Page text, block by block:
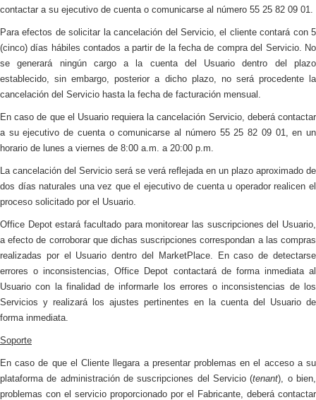
contactar a su ejecutivo de cuenta o comunicarse al número 55 25 82 09 01.
Para efectos de solicitar la cancelación del Servicio, el cliente contará con 5
(cinco) días hábiles contados a partir de la fecha de compra del Servicio. No
se generará ningún cargo a la cuenta del Usuario dentro del plazo
establecido, sin embargo, posterior a dicho plazo, no será procedente la
cancelación del Servicio hasta la fecha de facturación mensual.
En caso de que el Usuario requiera la cancelación Servicio, deberá contactar
a su ejecutivo de cuenta o comunicarse al número 55 25 82 09 01, en un
horario de lunes a viernes de 8:00 a.m. a 20:00 p.m.
La cancelación del Servicio será se verá reflejada en un plazo aproximado de
dos días naturales una vez que el ejecutivo de cuenta u operador realicen el
proceso solicitado por el Usuario.
Office Depot estará facultado para monitorear las suscripciones del Usuario,
a efecto de corroborar que dichas suscripciones correspondan a las compras
realizadas por el Usuario dentro del MarketPlace. En caso de detectarse
errores o inconsistencias, Office Depot contactará de forma inmediata al
Usuario con la finalidad de informarle los errores o inconsistencias de los
Servicios y realizará los ajustes pertinentes en la cuenta del Usuario de
forma inmediata.
Soporte
En caso de que el Cliente llegara a presentar problemas en el acceso a su
plataforma de administración de suscripciones del Servicio (tenant), o bien,
problemas con el servicio proporcionado por el Fabricante, deberá contactar